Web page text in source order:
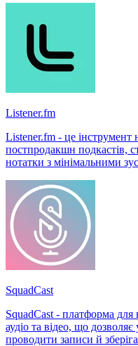
Listener.fm
Listener.fm - це
постпродакшн подкастів,
нотатки з мінімальними
SquadCast
SquadCast - платформа для
аудіо та відео, що
проводити записи й